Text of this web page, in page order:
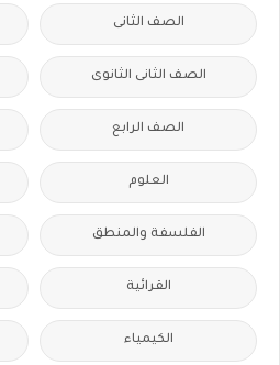
الصف الثانى
الصف الثانى الثانوى
الصف الرابع
العلوم
الفلسفة والمنطق
القرائية
الكيمياء